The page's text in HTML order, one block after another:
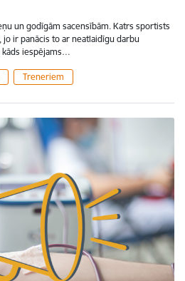
un godīgām sacensībām. Katrs sportists
ir panācis to ar neatlaidīgu darbu
kāds iespējams…
Treneriem